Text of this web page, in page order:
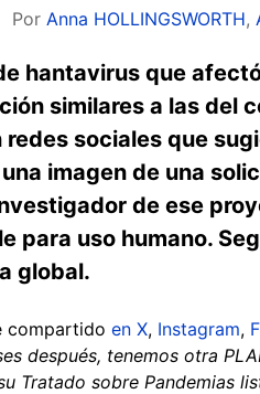
Por Anna HOLLINGSWORTH,
hantavirus que
similares a las del
redes sociales que
imagen de una
de ese
para uso humano.
global.
compartido en X, Instagram,
después, tenemos otra
Tratado sobre Pandemias